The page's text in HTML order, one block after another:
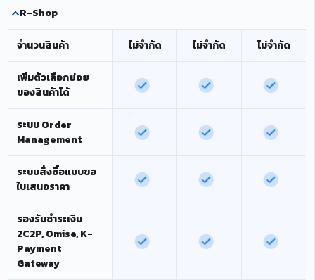
R-Shop
จำนวนสินค้า ไม่จำกัด ไม่จำกัด ไม่จำกัด
เพิ่มตัวเลือกย่อย
ของสินค้าได้
ระบบ Order
Management
ระบบสั่งซื้อแบบขอ
ใบเสนอราคา
รองรับชำระเงิน
2C2P, Omise, K-
Payment
Gateway